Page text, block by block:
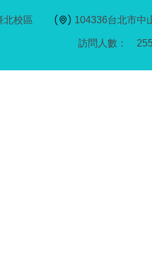
25
北校區 104336台北市中